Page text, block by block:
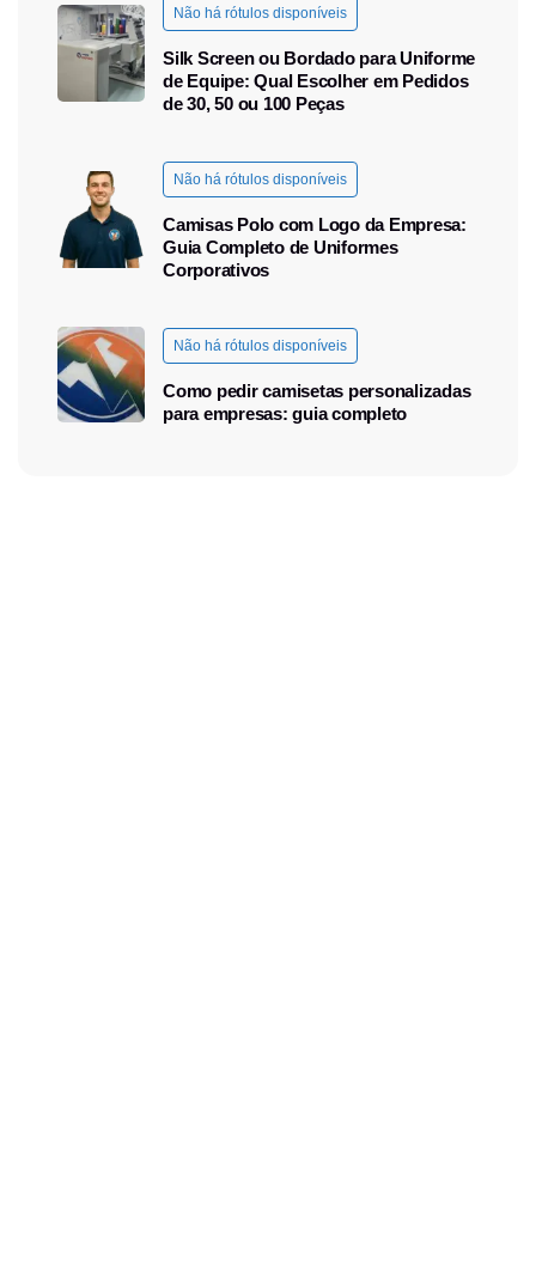
Não há rótulos disponíveis
Silk Screen ou Bordado para Uniforme
de Equipe: Qual Escolher em Pedidos
de 30, 50 ou 100 Peças
Não há rótulos disponíveis
Camisas Polo com Logo da Empresa:
Guia Completo de Uniformes
Corporativos
Não há rótulos disponíveis
Como pedir camisetas personalizadas
para empresas: guia completo